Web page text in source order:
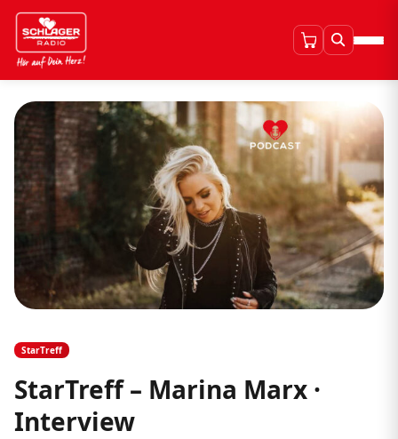
StarTreff
StarTreff – Marina Marx ·
Interview